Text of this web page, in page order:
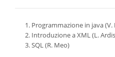
Programmazione in java (V.
Introduzione a XML (L.
SQL (R. Meo)